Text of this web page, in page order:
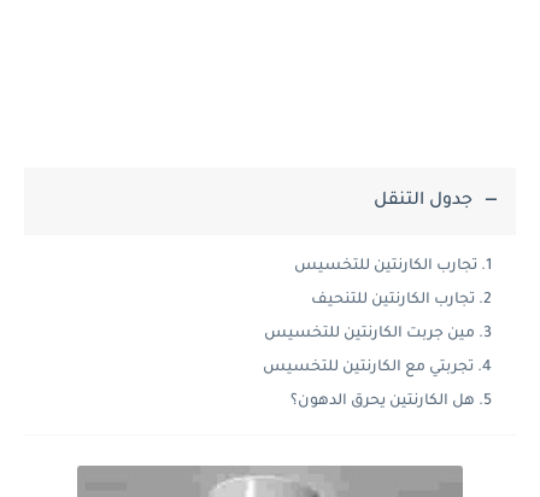
جدول التنقل
تجارب الكارنتين للتخسيس
تجارب الكارنتين للتنحيف
مين جربت الكارنتين للتخسيس
تجربتي مع الكارنتين للتخسيس
هل الكارنتين يحرق الدهون؟